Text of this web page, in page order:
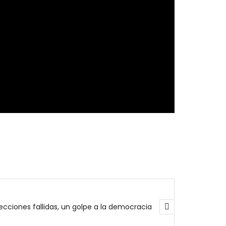
fallidas, un golpe a la democracia